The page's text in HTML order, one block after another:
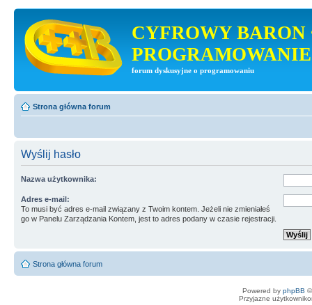
CYFROWY BARON
PROGRAMOWANIE
forum dyskusyjne o programowaniu
Strona główna forum
Wyślij hasło
Nazwa użytkownika:
Adres e-mail:
To musi być adres e-mail związany z Twoim kontem. Jeżeli nie zmieniałeś
go w Panelu Zarządzania Kontem, jest to adres podany w czasie rejestracji.
Strona główna forum
Powered by phpBB
Przyjazne